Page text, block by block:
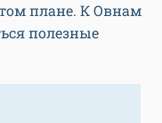
плане. К Овнам
полезные